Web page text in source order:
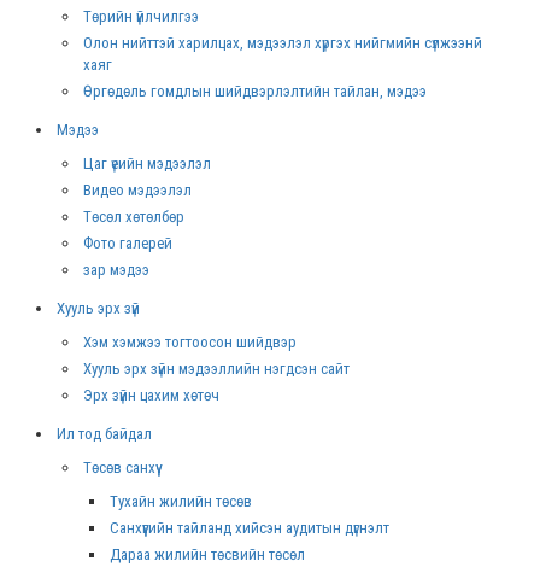
Төрийн үйлчилгээ
Олон нийттэй харилцах, мэдээлэл хүргэх нийгмийн сүлжээнй
хаяг
Өргөдөль гомдлын шийдвэрлэлтийн тайлан, мэдээ
Мэдээ
Цаг үеийн мэдээлэл
Видео мэдээлэл
Төсөл хөтөлбөр
Фото галерей
зар мэдээ
Хууль эрх зүй
Хэм хэмжээ тогтоосон шийдвэр
Хууль эрх зүйн мэдээллийн нэгдсэн сайт
Эрх зүйн цахим хөтөч
Ил тод байдал
Төсөв санхүү
Тухайн жилийн төсөв
Санхүүгийн тайланд хийсэн аудитын дүгнэлт
Дараа жилийн төсвийн төсөл